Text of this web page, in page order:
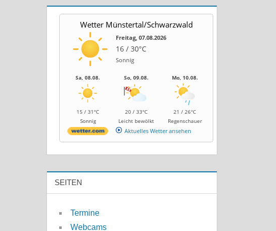
Wetter Münstertal/Schwarzwald
Freitag, 07.08.2026
16 / 30°C
Sonnig
Sa, 08.08.
15 / 31°C
Sonnig
So, 09.08.
20 / 33°C
Leicht bewölkt
Mo, 10.08.
21 / 26°C
Regenschauer
Aktuelles Wetter ansehen
SEITEN
Termine
Webcams